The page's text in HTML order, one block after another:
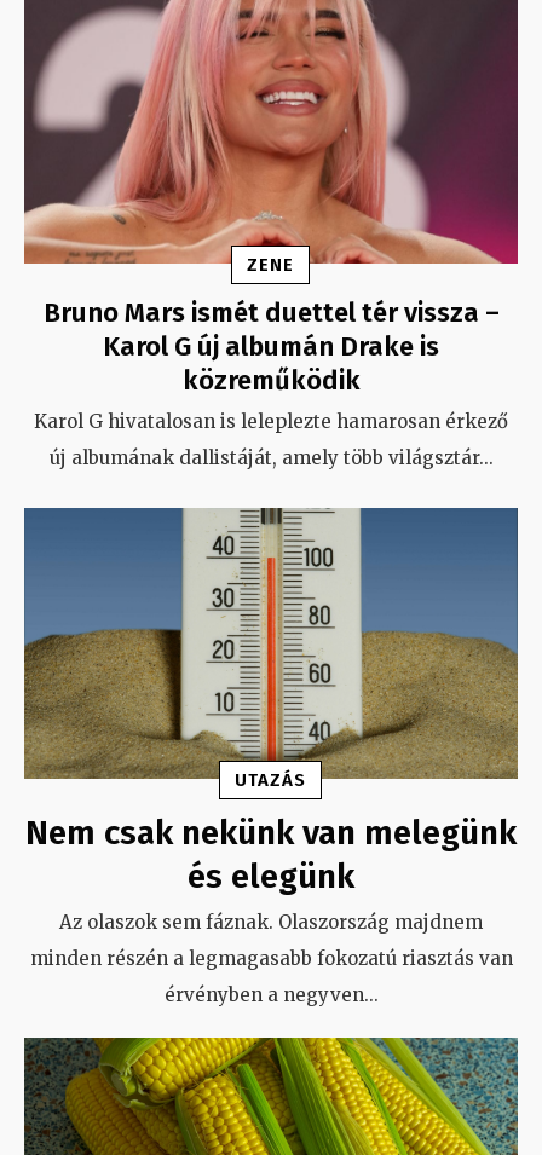
ZENE
Bruno Mars ismét duettel tér vissza –
Karol G új albumán Drake is
közreműködik
Karol G hivatalosan is leleplezte hamarosan érkező
új albumának dallistáját, amely több világsztár...
UTAZÁS
Nem csak nekünk van melegünk
és elegünk
Az olaszok sem fáznak. Olaszország majdnem
minden részén a legmagasabb fokozatú riasztás van
érvényben a negyven...